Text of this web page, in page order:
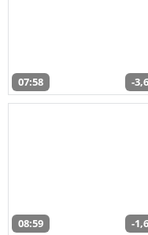
07:58 -
08:59 -